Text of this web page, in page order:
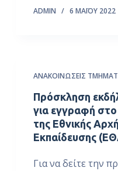
ADMIN 6 ΜΑΪ́ΟΥ 2022
ΑΝΑΚΟΙΝΏΣΕΙΣ
Πρόσκληση
για εγγραφή
της Εθνικής
Εκπαίδευσης
Για να δείτε την